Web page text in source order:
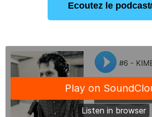
Ecoutez le podcast